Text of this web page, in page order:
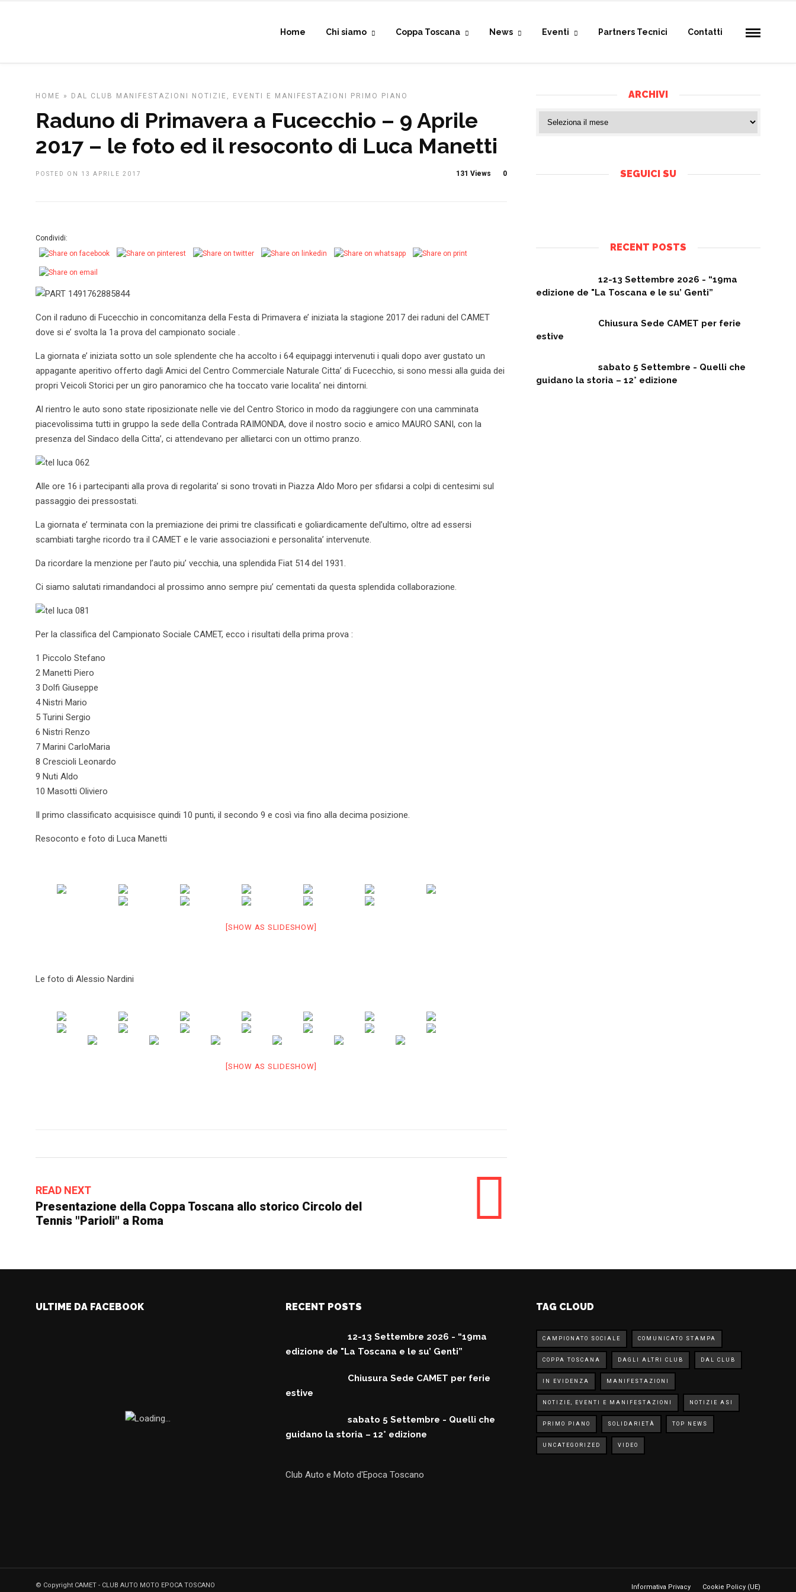
Home Chi siamo Coppa Toscana News Eventi Partners Tecnici Contatti
HOME » DAL CLUB MANIFESTAZIONI NOTIZIE, EVENTI E MANIFESTAZIONI PRIMO PIANO
Raduno di Primavera a Fucecchio – 9 Aprile
2017 – le foto ed il resoconto di Luca Manetti
POSTED ON 13 APRILE 2017 0
131 Views
Condividi:
Con il raduno di Fucecchio in concomitanza della Festa di Primavera e’ iniziata la stagione 2017 dei raduni del CAMET
dove si e’ svolta la 1a prova del campionato sociale .
La giornata e’ iniziata sotto un sole splendente che ha accolto i 64 equipaggi intervenuti i quali dopo aver gustato un
appagante aperitivo offerto dagli Amici del Centro Commerciale Naturale Citta’ di Fucecchio, si sono messi alla guida dei
propri Veicoli Storici per un giro panoramico che ha toccato varie localita’ nei dintorni.
Al rientro le auto sono state riposizionate nelle vie del Centro Storico in modo da raggiungere con una camminata
piacevolissima tutti in gruppo la sede della Contrada RAIMONDA, dove il nostro socio e amico MAURO SANI, con la
presenza del Sindaco della Citta’, ci attendevano per allietarci con un ottimo pranzo.
Alle ore 16 i partecipanti alla prova di regolarita’ si sono trovati in Piazza Aldo Moro per sfidarsi a colpi di centesimi sul
passaggio dei pressostati.
La giornata e’ terminata con la premiazione dei primi tre classificati e goliardicamente del’ultimo, oltre ad essersi
scambiati targhe ricordo tra il CAMET e le varie associazioni e personalita’ intervenute.
Da ricordare la menzione per l’auto piu’ vecchia, una splendida Fiat 514 del 1931.
Ci siamo salutati rimandandoci al prossimo anno sempre piu’ cementati da questa splendida collaborazione.
Per la classifica del Campionato Sociale CAMET, ecco i risultati della prima prova :
1 Piccolo Stefano
2 Manetti Piero
3 Dolfi Giuseppe
4 Nistri Mario
5 Turini Sergio
6 Nistri Renzo
7 Marini CarloMaria
8 Crescioli Leonardo
9 Nuti Aldo
10 Masotti Oliviero
Il primo classificato acquisisce quindi 10 punti, il secondo 9 e così via fino alla decima posizione.
Resoconto e foto di Luca Manetti
[SHOW AS SLIDESHOW]
Le foto di Alessio Nardini
[SHOW AS SLIDESHOW]
READ NEXT
Presentazione della Coppa Toscana allo storico Circolo del
Tennis "Parioli" a Roma
ARCHIVI
SEGUICI SU
RECENT POSTS
12-13 Settembre 2026 - “19ma
edizione de "La Toscana e le su’ Genti”
Chiusura Sede CAMET per ferie
estive
sabato 5 Settembre - Quelli che
guidano la storia – 12° edizione
ULTIME DA FACEBOOK RECENT POSTS
12-13 Settembre 2026 - “19ma
edizione de "La Toscana e le su’ Genti”
Chiusura Sede CAMET per ferie
estive
sabato 5 Settembre - Quelli che
guidano la storia – 12° edizione
TAG CLOUD
CAMPIONATO SOCIALE COMUNICATO STAMPA
COPPA TOSCANA DAGLI ALTRI CLUB DAL CLUB
IN EVIDENZA MANIFESTAZIONI
NOTIZIE, EVENTI E MANIFESTAZIONI NOTIZIE ASI
PRIMO PIANO SOLIDARIETÀ TOP NEWS
UNCATEGORIZED VIDEO
Club Auto e Moto d'Epoca Toscano
Informativa Privacy Cookie Policy (UE)
© Copyright CAMET - CLUB AUTO MOTO EPOCA TOSCANO